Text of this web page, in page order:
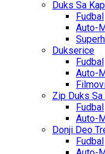
Duks Sa
Fudbal
Auto-
Dukserice
Fudbal
Auto-
Zip Duks
Fudbal
Auto-
Donji Deo
Fudbal